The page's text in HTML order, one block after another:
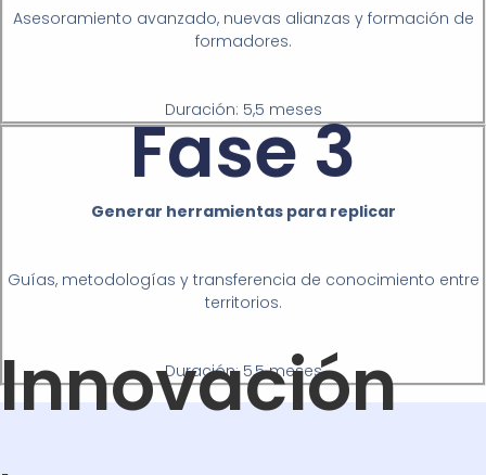
Duración: 5,5 meses
Fase 3
Generar herramientas para replicar
Guías, metodologías y transferencia de conocimiento entre
Duración: 5,5 meses
Innovación